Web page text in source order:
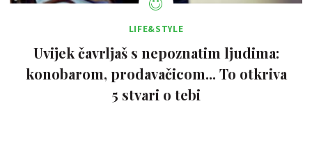
LIFE&STYLE
Uvijek čavrljaš s nepoznatim ljudima:
konobarom, prodavačicom... To otkriva
5 stvari o tebi